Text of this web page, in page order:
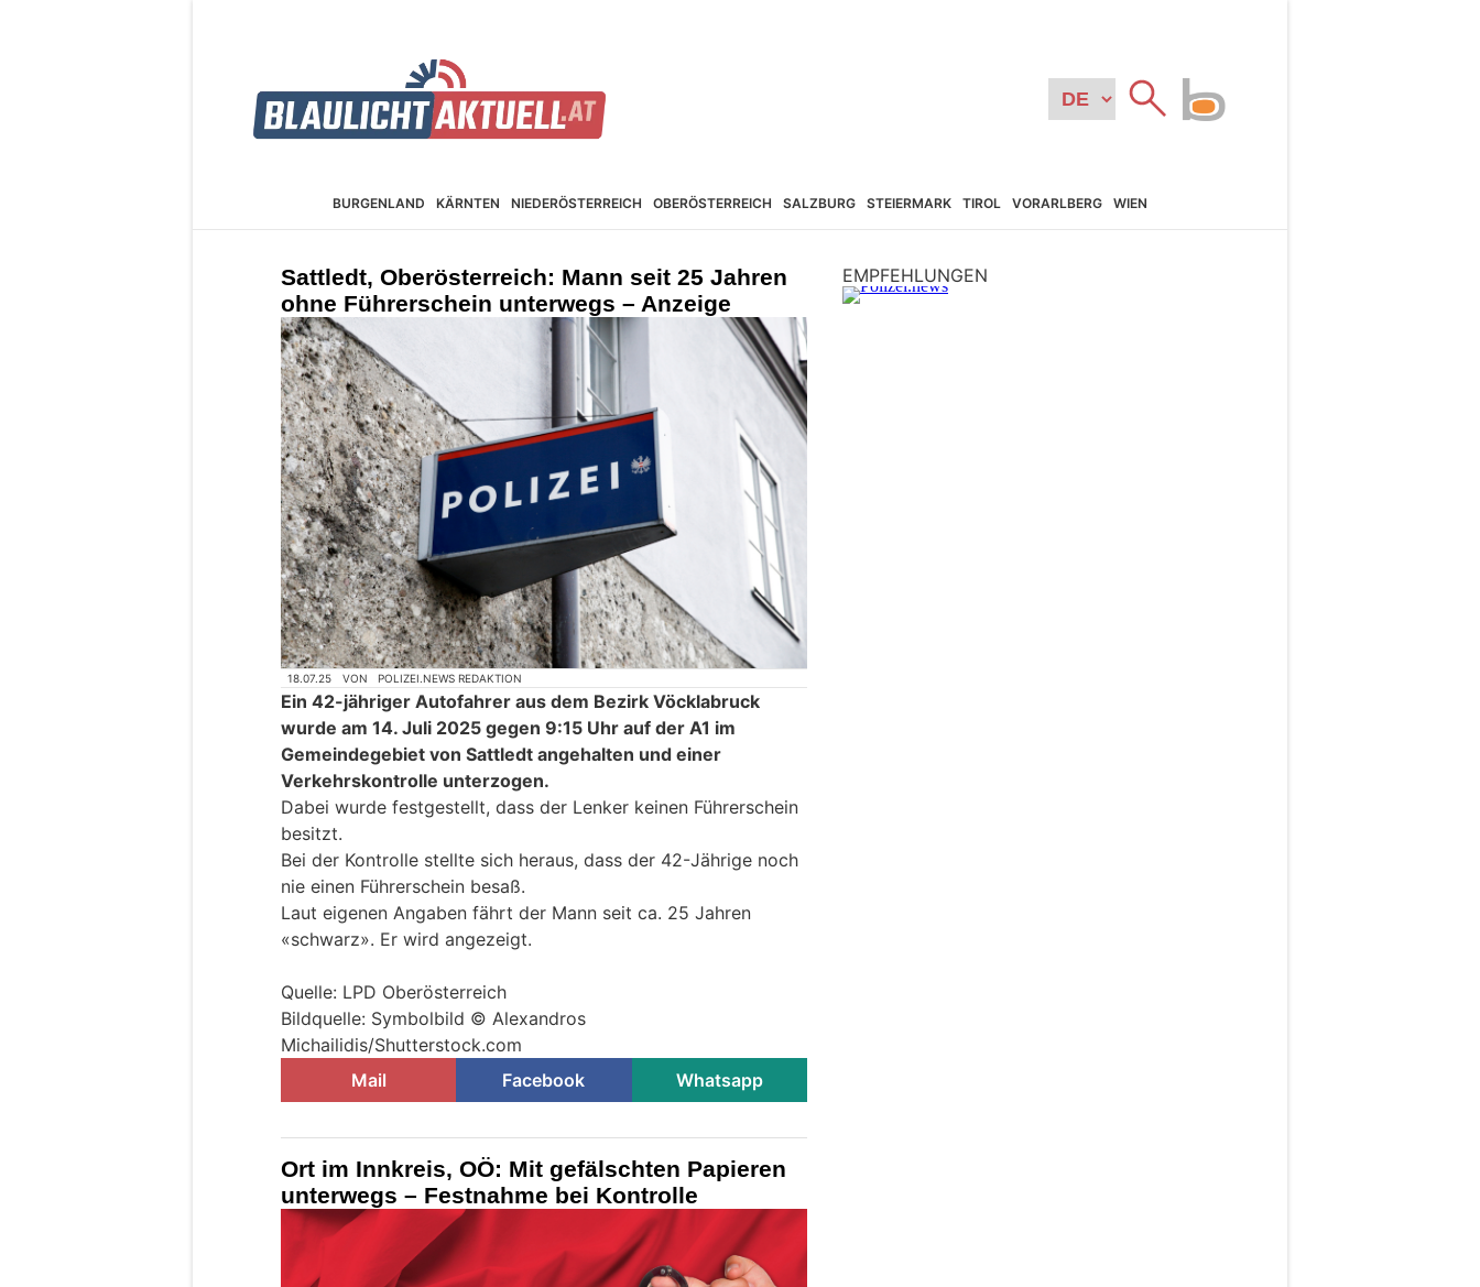
BURGEN­LAND KÄRNTEN NIEDER­ÖSTERREICH OBER­ÖSTERREICH SALZBURG STEIER­MARK TIROL VORARL­BERG WIEN
Sattledt, Oberösterreich: Mann seit 25 Jahren
ohne Führerschein unterwegs – Anzeige
18.07.25 VON POLIZEI.NEWS REDAKTION
Ein 42-jähriger Autofahrer aus dem Bezirk Vöcklabruck
wurde am 14. Juli 2025 gegen 9:15 Uhr auf der A1 im
Gemeindegebiet von Sattledt angehalten und einer
Verkehrskontrolle unterzogen.
Dabei wurde festgestellt, dass der Lenker keinen Führerschein
besitzt.
Bei der Kontrolle stellte sich heraus, dass der 42-Jährige noch
nie einen Führerschein besaß.
Laut eigenen Angaben fährt der Mann seit ca. 25 Jahren
«schwarz». Er wird angezeigt.
Quelle: LPD Oberösterreich
Bildquelle: Symbolbild © Alexandros
Michailidis/Shutterstock.com
Mail
Facebook Whatsapp
Ort im Innkreis, OÖ: Mit gefälschten Papieren
unterwegs – Festnahme bei Kontrolle
EMPFEHLUNGEN